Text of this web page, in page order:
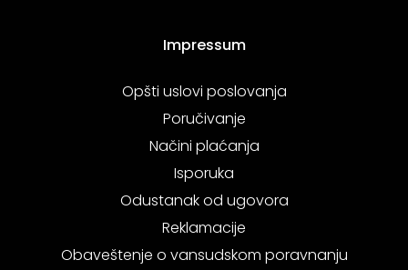
Impressum
Opšti uslovi poslovanja
Poručivanje
Načini plaćanja
Isporuka
Odustanak od ugovora
Reklamacije
Obaveštenje o vansudskom poravnanju